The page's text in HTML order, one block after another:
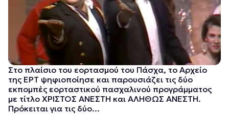
Στο πλαίσιο του εορτασμού του Πάσχα, το Αρχείο
της ΕΡΤ ψηφιοποίησε και παρουσιάζει τις δύο
εκπομπές εορταστικού πασχαλινού προγράμματος
με τίτλο ΧΡΙΣΤΟΣ ΑΝΕΣΤΗ και ΑΛΗΘΩΣ ΑΝΕΣΤΗ.
Πρόκειται για τις δύο...